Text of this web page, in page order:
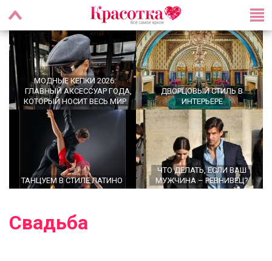
МОДНЫЕ КЕПКИ 2026:
ГЛАВНЫЙ АКСЕССУАР ГОДА,
КОТОРЫЙ НОСИТ ВЕСЬ МИР
ДВОРЦОВЫЙ СТИЛЬ В
ИНТЕРЬЕРЕ
ТАНЦУЕМ В СТИЛЕ ЛАТИНО
ЧТО ДЕЛАТЬ, ЕСЛИ ВАШ
МУЖЧИНА – РЕВНИВЕЦ?
Свадьба